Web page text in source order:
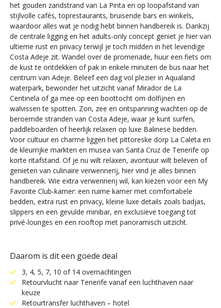
het gouden zandstrand van La Pinta en op loopafstand van
stijlvolle cafés, toprestaurants, bruisende bars en winkels,
waardoor alles wat je nodig hebt binnen handbereik is. Dankzij
de centrale ligging en het adults-only concept geniet je hier van
ultieme rust en privacy terwijl je toch midden in het levendige
Costa Adeje zit. Wandel over de promenade, huur een fiets om
de kust te ontdekken of pak in enkele minuten de bus naar het
centrum van Adeje. Beleef een dag vol plezier in Aqualand
waterpark, bewonder het uitzicht vanaf Mirador de La
Centinela of ga mee op een boottocht om dolfijnen en
walvissen te spotten. Zon, zee en ontspanning wachten op de
beroemde stranden van Costa Adeje, waar je kunt surfen,
paddleboarden of heerlijk relaxen op luxe Balinese bedden.
Voor cultuur en charme liggen het pittoreske dorp La Caleta en
de kleurrijke markten en musea van Santa Cruz de Tenerife op
korte ritafstand. Of je nu wilt relaxen, avontuur wilt beleven of
genieten van culinaire verwennerij, hier vind je alles binnen
handbereik. Wie extra verwennerij wil, kan kiezen voor een My
Favorite Club‑kamer: een ruime kamer met comfortabele
bedden, extra rust en privacy, kleine luxe details zoals badjas,
slippers en een gevulde minibar, en exclusieve toegang tot
privé-lounges en een rooftop met panoramisch uitzicht.
Daarom is dit een goede deal
3, 4, 5, 7, 10 of 14 overnachtingen
Retourvlucht naar Tenerife vanaf een luchthaven naar
keuze
Retourtransfer luchthaven – hotel